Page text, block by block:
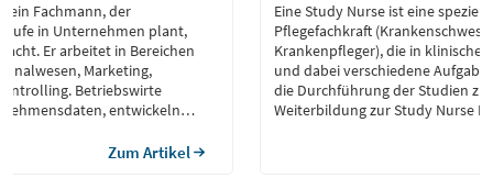
ein Fachmann, der
in Unternehmen plant,
Er arbeitet in Bereichen
Marketing,
Betriebswirte
entwickeln
Sie übernehmen oft
Zum Artikel
Eine Study Nurse ist eine
Pflegefachkraft
Krankenpfleger), die in
und dabei verschiedene
die Durchführung der Studien
Weiterbildung zur Study Nurse